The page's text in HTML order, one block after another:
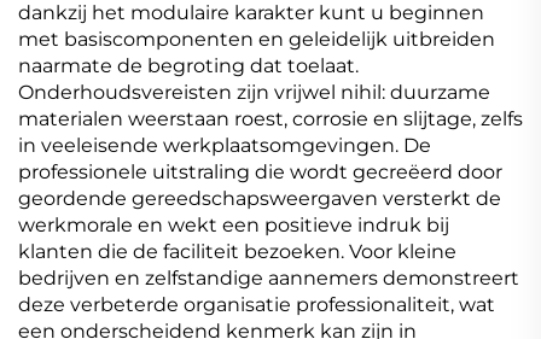
dankzij het modulaire karakter kunt u beginnen
met basiscomponenten en geleidelijk uitbreiden
naarmate de begroting dat toelaat.
Onderhoudsvereisten zijn vrijwel nihil: duurzame
materialen weerstaan roest, corrosie en slijtage, zelfs
in veeleisende werkplaatsomgevingen. De
professionele uitstraling die wordt gecreëerd door
geordende gereedschapsweergaven versterkt de
werkmorale en wekt een positieve indruk bij
klanten die de faciliteit bezoeken. Voor kleine
bedrijven en zelfstandige aannemers demonstreert
deze verbeterde organisatie professionaliteit, wat
een onderscheidend kenmerk kan zijn in